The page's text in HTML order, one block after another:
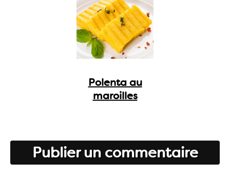
Polenta au
maroilles
Publier un commentaire